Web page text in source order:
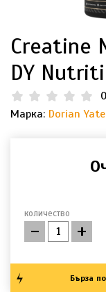
Creatine
DY
Марка: Dorian
количество
- +
Бърза